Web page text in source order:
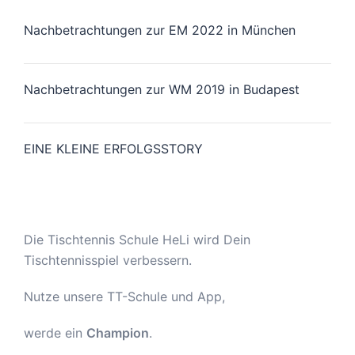
Nachbetrachtungen zur EM 2022 in München
Nachbetrachtungen zur WM 2019 in Budapest
EINE KLEINE ERFOLGSSTORY
Die Tischtennis Schule HeLi wird Dein
Tischtennisspiel verbessern.
Nutze unsere TT-Schule und App,
werde ein Champion.